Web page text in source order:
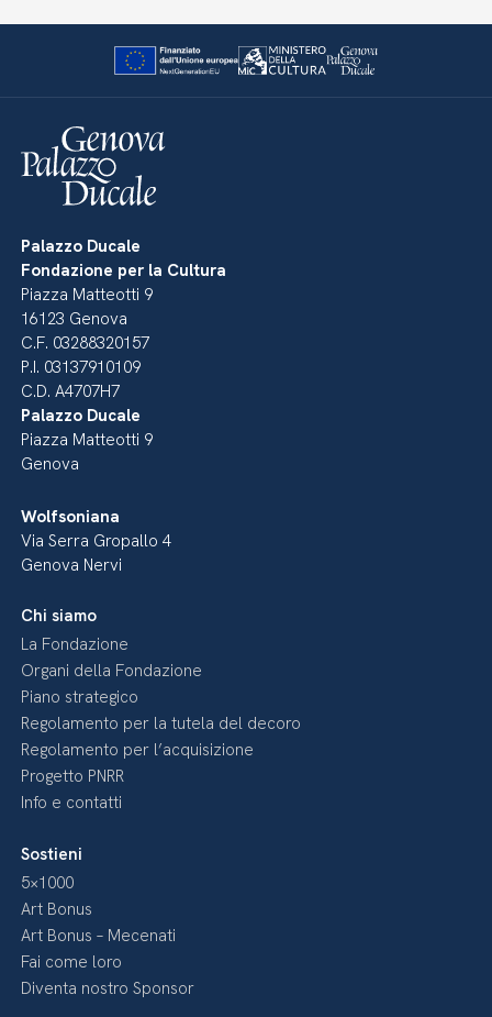
Palazzo Ducale
Fondazione per la Cultura
Piazza Matteotti 9
16123 Genova
C.F. 03288320157
P.I. 03137910109
C.D. A4707H7
Palazzo Ducale
Piazza Matteotti 9
Genova
Wolfsoniana
Via Serra Gropallo 4
Genova Nervi
Chi siamo
La Fondazione
Organi della Fondazione
Piano strategico
Regolamento per la tutela del decoro
Regolamento per l’acquisizione
Progetto PNRR
Info e contatti
Sostieni
5×1000
Art Bonus
Art Bonus – Mecenati
Fai come loro
Diventa nostro Sponsor